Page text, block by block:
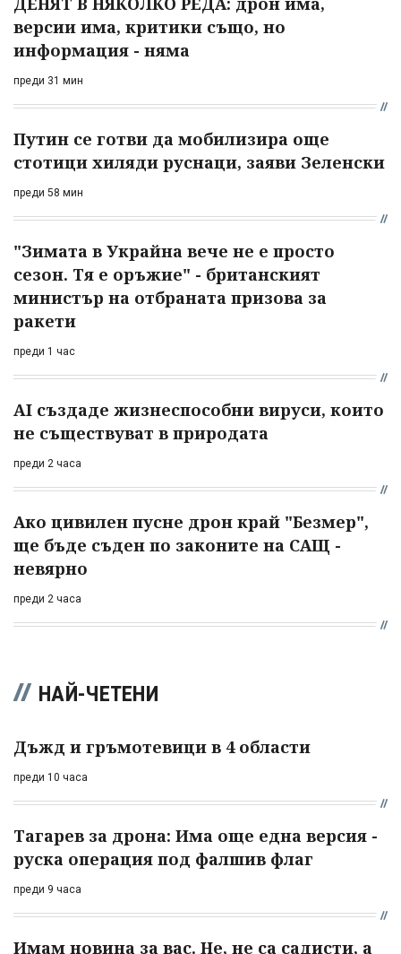
версии има, критики също, но
информация - няма
преди 31 мин
Путин се готви да мобилизира още
стотици хиляди руснаци, заяви Зеленски
преди 58 мин
"Зимата в Украйна вече не е просто
сезон. Тя е оръжие" - британският
министър на отбраната призова за
ракети
преди 1 час
AI създаде жизнеспособни вируси, които
не съществуват в природата
преди 2 часа
Ако цивилен пусне дрон край "Безмер",
ще бъде съден по законите на САЩ -
невярно
преди 2 часа
НАЙ-ЧЕТЕНИ
Дъжд и гръмотевици в 4 области
преди 10 часа
Тагарев за дрона: Има още една версия -
руска операция под фалшив флаг
преди 9 часа
Имам новина за вас. Не, не са садисти, а